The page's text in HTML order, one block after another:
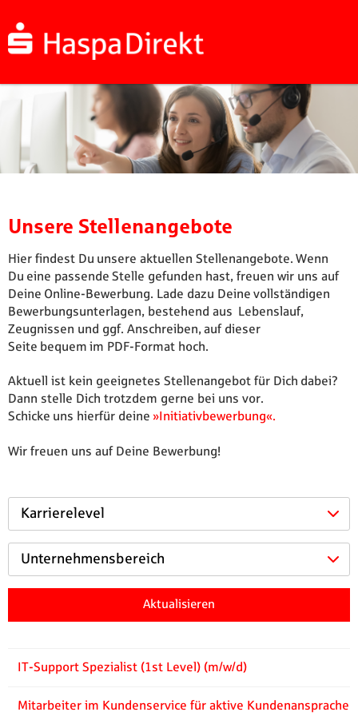
Unsere Stellenangebote
Hier findest Du unsere aktuellen Stellenangebote. Wenn
Du eine passende Stelle gefunden hast, freuen wir uns auf
Deine Online-Bewerbung. Lade dazu Deine vollständigen
Bewerbungsunterlagen, bestehend aus Lebenslauf,
Zeugnissen und ggf. Anschreiben, auf dieser
Seite bequem im PDF-Format hoch.
Aktuell ist kein geeignetes Stellenangebot für Dich dabei?
Dann stelle Dich trotzdem gerne bei uns vor.
Schicke uns hierfür deine
Initiativbewerbung .
Wir freuen uns auf Deine Bewerbung!
Karrierelevel
Unternehmensbereich
Aktualisieren
IT-Support Spezialist (1st Level) (m/w/d)
Mitarbeiter im Kundenservice für aktive Kundenansprache